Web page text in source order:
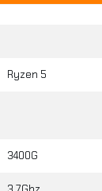
Ryzen 5
3400G